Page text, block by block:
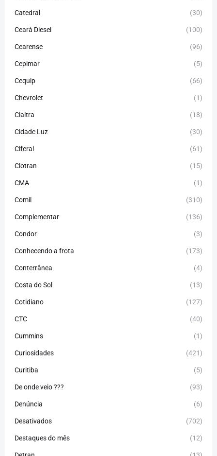
Catedral (30)
Ceará Diesel (100)
Cearense (96)
Cepimar (5)
Cequip (66)
Chevrolet (1)
Cialtra (18)
Cidade Luz (30)
Ciferal (61)
Clotran (15)
CMA (1)
Comil (310)
Complementar (136)
Condor (3)
Conhecendo a frota (173)
Conterrânea (4)
Costa do Sol (13)
Cotidiano (127)
CTC (40)
Cummins (1)
Curiosidades (421)
Curitiba (5)
De onde veio ??? (93)
Denúncia (6)
Desativados (702)
Destaques do mês (12)